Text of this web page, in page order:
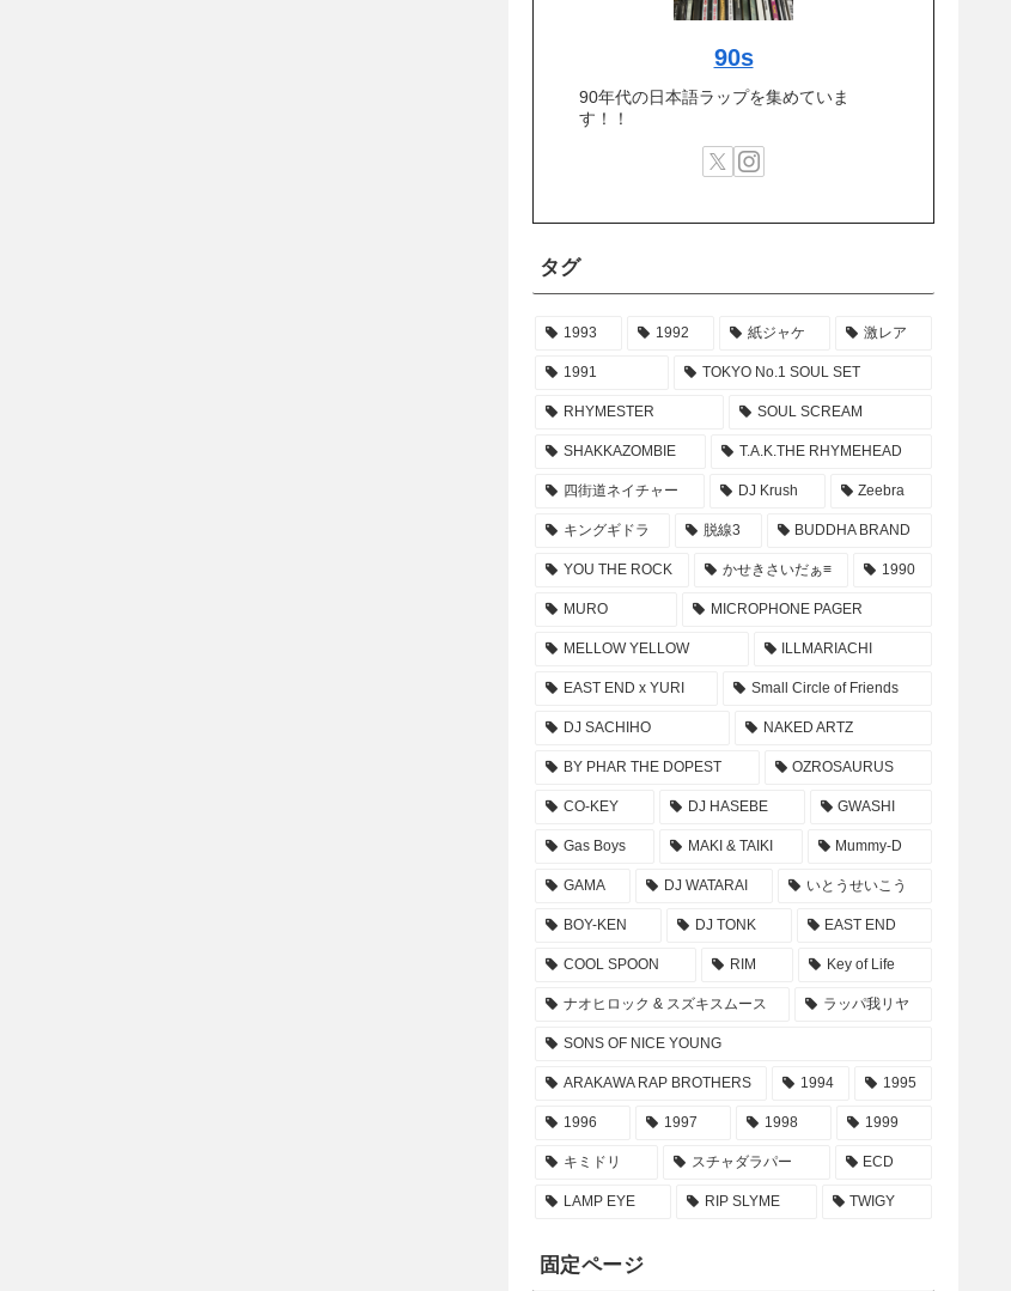
90s
90年代の日本語ラップを集めていま
す！！
タグ
1993 1992 紙ジャケ 激レア
1991 TOKYO No.1 SOUL SET
RHYMESTER SOUL SCREAM
SHAKKAZOMBIE T.A.K.THE RHYMEHEAD
四街道ネイチャー DJ Krush Zeebra
キングギドラ 脱線3 BUDDHA BRAND
YOU THE ROCK かせきさいだぁ≡ 1990
MURO MICROPHONE PAGER
MELLOW YELLOW ILLMARIACHI
EAST END x YURI Small Circle of Friends
DJ SACHIHO NAKED ARTZ
BY PHAR THE DOPEST OZROSAURUS
CO-KEY DJ HASEBE GWASHI
Gas Boys MAKI & TAIKI Mummy-D
GAMA DJ WATARAI いとうせいこう
BOY-KEN DJ TONK EAST END
COOL SPOON RIM Key of Life
ナオヒロック & スズキスムース ラッパ我リヤ
SONS OF NICE YOUNG
ARAKAWA RAP BROTHERS 1994 1995
1996 1997 1998 1999
キミドリ スチャダラパー ECD
LAMP EYE RIP SLYME TWIGY
固定ページ